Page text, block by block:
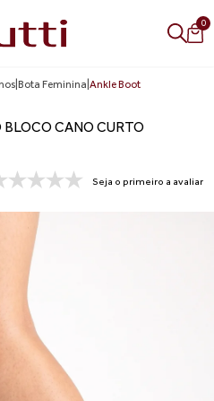
0
| Bota Feminina Ankle Boot
BLOCO CANO CURTO
Seja o primeiro a avaliar